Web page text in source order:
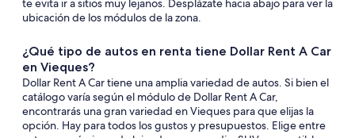
te evita ir a sitios muy lejanos. Desplázate hacia abajo para ver la
ubicación de los módulos de la zona.
¿Qué tipo de autos en renta tiene Dollar Rent A Car
en Vieques?
Dollar Rent A Car tiene una amplia variedad de autos. Si bien el
catálogo varía según el módulo de Dollar Rent A Car,
encontrarás una gran variedad en Vieques para que elijas la
opción. Hay para todos los gustos y presupuestos. Elige entre